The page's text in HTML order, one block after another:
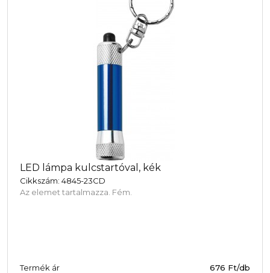
LED lámpa kulcstartóval, kék
Cikkszám: 4845-23CD
Az elemet tartalmazza. Fém.
Termék ár
676 Ft/db